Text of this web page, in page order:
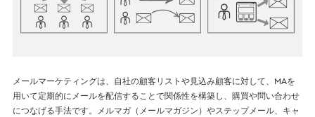
メールマーケティングは、自社の顧客リストや見込み顧客に対して、MAを
用いて定期的にメールを配信することで関係性を構築し、購買や問い合わせ
につなげる手法です。メルマガ（メールマガジン）やステップメール、キャ